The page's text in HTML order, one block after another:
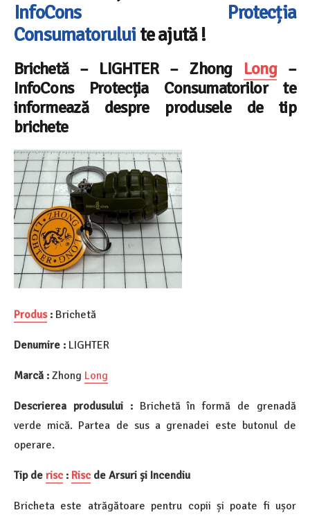
InfoCons
Protecția
Consumatorului te ajută !
Brichetă – LIGHTER – Zhong Long –
InfoCons Protecția Consumatorilor te
informează despre produsele de tip
brichete
Produs: Brichetă
Denumire : LIGHTER
Marcă : Zhong Long
Descrierea produsului : Brichetă în formă de grenadă
verde mică. Partea de sus a grenadei este butonul de
operare.
Tip de risc : Risc de Arsuri și Incendiu
Bricheta este atrăgătoare pentru copii și poate fi ușor